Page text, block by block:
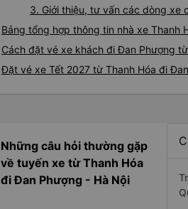
3. Giới thiệu, tư vấn các dòng xe
Bảng tổng hợp thông tin nhà xe Thanh
Cách đặt vé xe khách đi Đan Phượng
Đặt vé xe Tết 2027 từ Thanh Hóa đi
Những câu hỏi thường gặp
về tuyến xe từ Thanh Hóa
đi Đan Phượng - Hà Nội